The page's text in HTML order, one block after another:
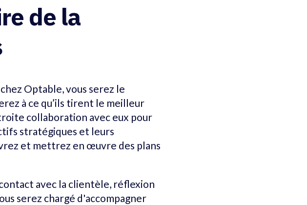
de la
Optable, vous serez le
à ce qu’ils tirent le meilleur
collaboration avec eux pour
stratégiques et leurs
et mettrez en œuvre des plans
avec la clientèle, réflexion
serez chargé d'accompagner